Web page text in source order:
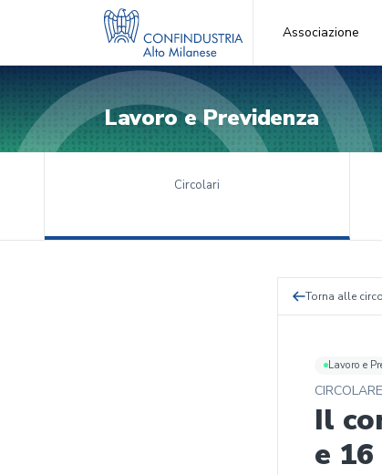
Associazione
Lavoro e Previdenza
Circolari
Torna alle
Lavoro e
CIRCOLARE
Il
e